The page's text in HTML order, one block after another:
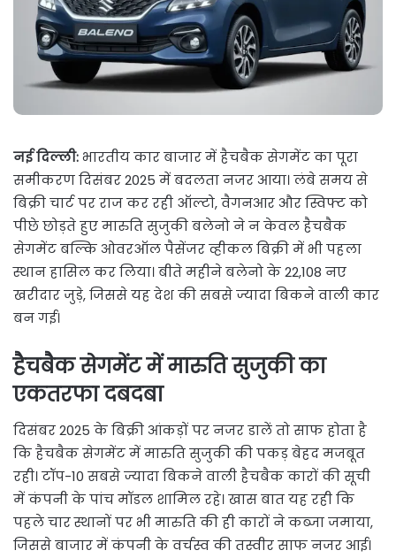
नई दिल्ली:भारतीय कार बाजार में हैचबैक सेगमेंट का पूरा
समीकरण दिसंबर 2025 में बदलता नजर आया। लंबे समय से
बिक्री चार्ट पर राज कर रही ऑल्टो, वैगनआर और स्विफ्ट को
पीछे छोड़ते हुए मारुति सुजुकी बलेनो ने न केवल हैचबैक
सेगमेंट बल्कि ओवरऑल पैसेंजर व्हीकल बिक्री में भी पहला
स्थान हासिल कर लिया। बीते महीने बलेनो के 22,108 नए
खरीदार जुड़े, जिससे यह देश की सबसे ज्यादा बिकने वाली कार
बन गई।
हैचबैक सेगमेंट में मारुति सुजुकी का
एकतरफा दबदबा
दिसंबर 2025 के बिक्री आंकड़ों पर नजर डालें तो साफ होता है
कि हैचबैक सेगमेंट में मारुति सुजुकी की पकड़ बेहद मजबूत
रही। टॉप-10 सबसे ज्यादा बिकने वाली हैचबैक कारों की सूची
में कंपनी के पांच मॉडल शामिल रहे। खास बात यह रही कि
पहले चार स्थानों पर भी मारुति की ही कारों ने कब्जा जमाया,
जिससे बाजार में कंपनी के वर्चस्व की तस्वीर साफ नजर आई।